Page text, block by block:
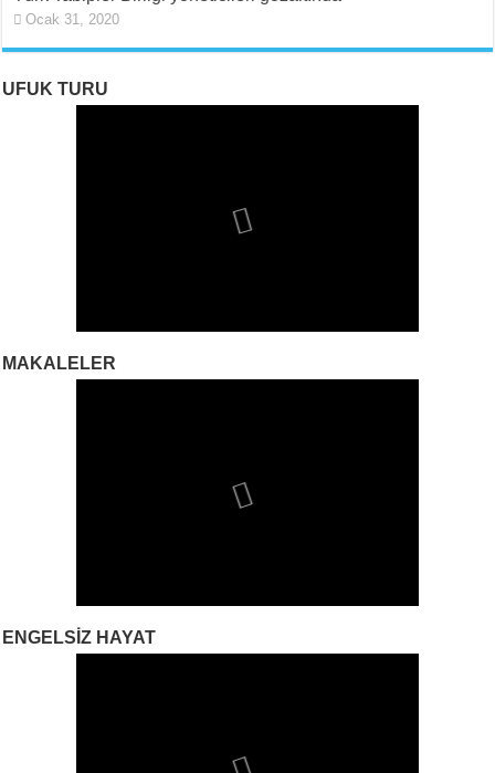
Ocak 31, 2020
UFUK TURU
MAKALELER
ENGELSIZ HAYAT